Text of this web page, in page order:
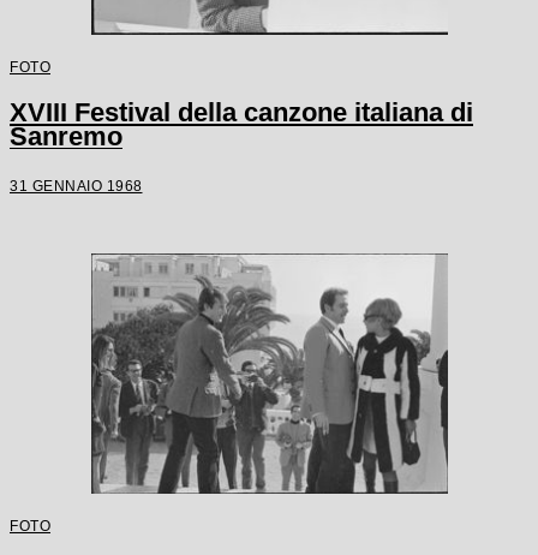
FOTO
XVIII Festival della canzone italiana di
Sanremo
31 GENNAIO 1968
FOTO